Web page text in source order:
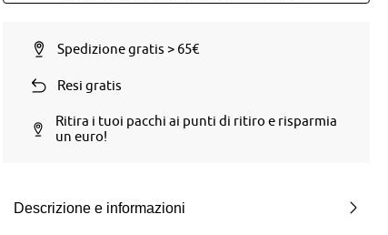
Spedizione gratis > 65€
Resi gratis
Ritira i tuoi pacchi ai punti di ritiro e risparmia
un euro!
Descrizione e informazioni